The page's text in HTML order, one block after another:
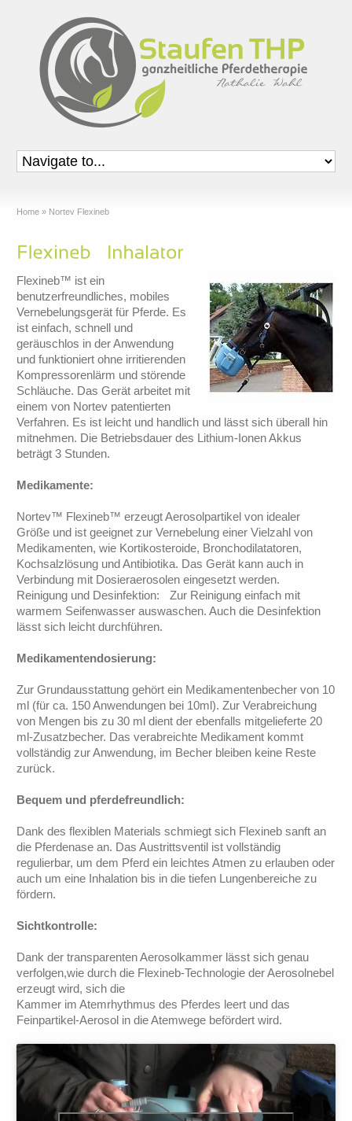
Home » Nortev Flexineb
Flexineb™ ist ein
benutzerfreundliches, mobiles
Vernebelungsgerät für Pferde. Es
ist einfach, schnell und
geräuschlos in der Anwendung
und funktioniert ohne irritierenden
Kompressorenlärm und störende
Schläuche. Das Gerät arbeitet mit
einem von Nortev patentierten
Verfahren. Es ist leicht und handlich und lässt sich überall hin
mitnehmen. Die Betriebsdauer des Lithium-Ionen Akkus
beträgt 3 Stunden.
Medikamente:
Nortev™ Flexineb™ erzeugt Aerosolpartikel von idealer
Größe und ist geeignet zur Vernebelung einer Vielzahl von
Medikamenten, wie Kortikosteroide, Bronchodilatatoren,
Kochsalzlösung und Antibiotika. Das Gerät kann auch in
Verbindung mit Dosieraerosolen eingesetzt werden.
Reinigung und Desinfektion: Zur Reinigung einfach mit
warmem Seifenwasser auswaschen. Auch die Desinfektion
lässt sich leicht durchführen.
Medikamentendosierung:
Zur Grundausstattung gehört ein Medikamentenbecher von 10
ml (für ca. 150 Anwendungen bei 10ml). Zur Verabreichung
von Mengen bis zu 30 ml dient der ebenfalls mitgelieferte 20
ml-Zusatzbecher. Das verabreichte Medikament kommt
vollständig zur Anwendung, im Becher bleiben keine Reste
zurück.
Bequem und pferdefreundlich:
Dank des flexiblen Materials schmiegt sich Flexineb sanft an
die Pferdenase an. Das Austrittsventil ist vollständig
regulierbar, um dem Pferd ein leichtes Atmen zu erlauben oder
auch um eine Inhalation bis in die tiefen Lungenbereiche zu
fördern.
Sichtkontrolle:
Dank der transparenten Aerosolkammer lässt sich genau
verfolgen,wie durch die Flexineb-Technologie der Aerosolnebel
erzeugt wird, sich die
Kammer im Atemrhythmus des Pferdes leert und das
Feinpartikel-Aerosol in die Atemwege befördert wird.